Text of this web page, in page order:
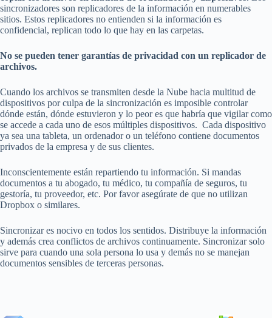
sincronizadores son replicadores de la información en numerables
sitios. Estos replicadores no entienden si la información es
confidencial, replican todo lo que hay en las carpetas.
No se pueden tener garantías de privacidad con un replicador de
archivos.
Cuando los archivos se transmiten desde la Nube hacia multitud de
dispositivos por culpa de la sincronización es imposible controlar
dónde están, dónde estuvieron y lo peor es que habría que vigilar como
se accede a cada uno de esos múltiples dispositivos. Cada dispositivo
ya sea una tableta, un ordenador o un teléfono contiene documentos
privados de la empresa y de sus clientes.
Inconscientemente están repartiendo tu información. Si mandas
documentos a tu abogado, tu médico, tu compañía de seguros, tu
gestoría, tu proveedor, etc. Por favor asegúrate de que no utilizan
Dropbox o similares.
Sincronizar es nocivo en todos los sentidos. Distribuye la información
y además crea conflictos de archivos continuamente. Sincronizar solo
sirve para cuando una sola persona lo usa y demás no se manejan
documentos sensibles de terceras personas.